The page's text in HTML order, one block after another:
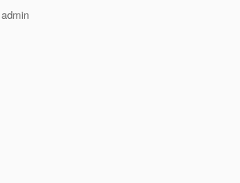
by
admin